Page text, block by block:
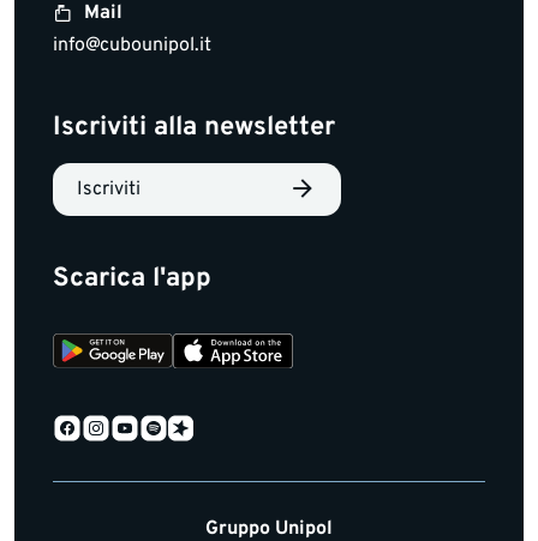
Mail
info@cubounipol.it
Iscriviti alla newsletter
Iscriviti
Scarica l'app
Gruppo Unipol